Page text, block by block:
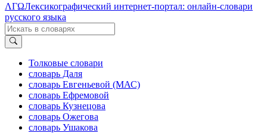
ΛΓΩЛексикографический интернет-портал: онлайн-словари
русского языка
Толковые словари
словарь Даля
словарь Евгеньевой (МАС)
словарь Ефремовой
словарь Кузнецова
словарь Ожегова
словарь Ушакова